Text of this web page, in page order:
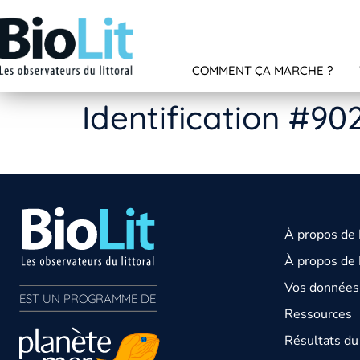
COMMENT ÇA MARCHE ?
Identification
EST UN PROGRAMME DE
À propos de
À propos de
Vos
Ressources
Résultats